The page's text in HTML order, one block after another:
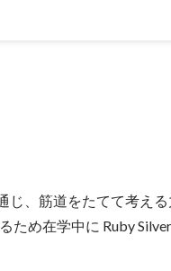
じ、筋道をたてて考え
ため在学中に Ruby